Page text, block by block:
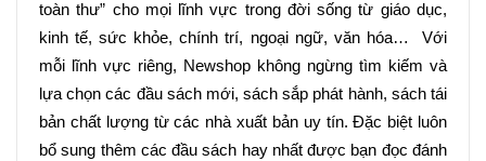
toàn thư” cho mọi lĩnh vực trong đời sống từ giáo dục,
kinh tế, sức khỏe, chính trí, ngoại ngữ, văn hóa…  Với
mỗi lĩnh vực riêng, Newshop không ngừng tìm kiếm và
lựa chọn các đầu sách mới, sách sắp phát hành, sách tái
bản chất lượng từ các nhà xuất bản uy tín. Đặc biệt luôn
bổ sung thêm các đầu sách hay nhất được bạn đọc đánh